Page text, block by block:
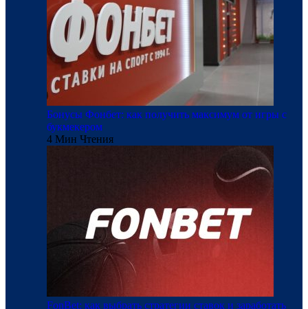
Бонусы Фонбет: как получить максимум от игры с
букмекером
4 Мин Чтения
FonBet: как выбрать стратегии ставок и заработать